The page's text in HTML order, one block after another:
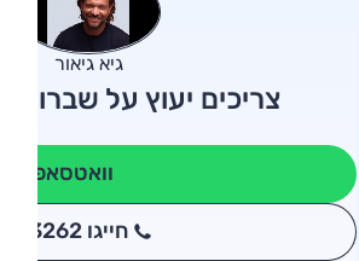
גיא גיאור
צריכים יעוץ על שברולט
וואטסאפ
חייגו 3262